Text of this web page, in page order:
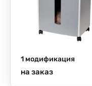
1 модификация
на заказ